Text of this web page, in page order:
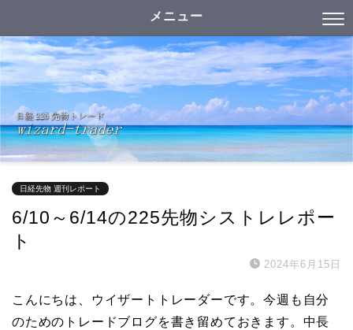
メニュー
日経先物 週刊レポート
6/10～6/14の225先物シストレレポー
ト
2024年6月15日
こんにちは、ウイザートトレーダーです。今週も自分
のためのトレードブログを書き留めておきます。中長